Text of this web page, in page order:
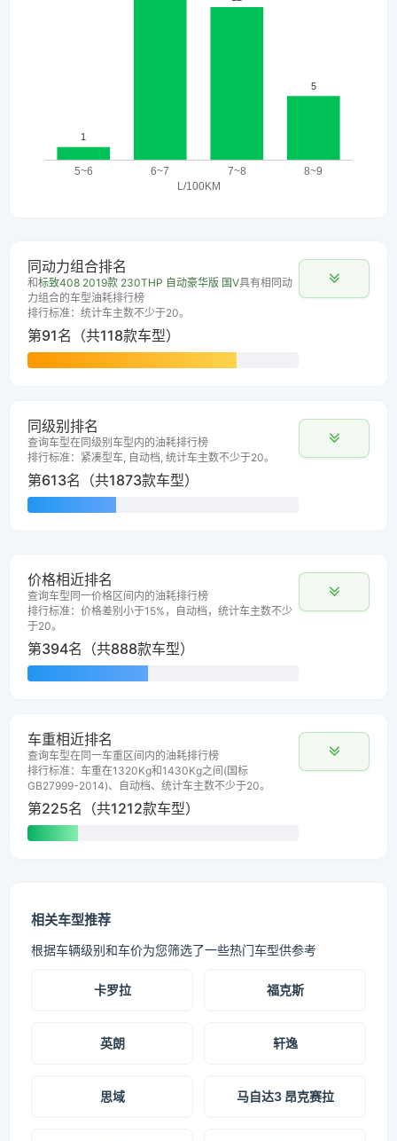
同动力组合排名
和标致408 2019款 230THP 自动豪华版 国V具有相同动
力组合的车型油耗排行榜
排行标准：统计车主数不少于20。
第91名（共118款车型）
同级别排名
查询车型在同级别车型内的油耗排行榜
排行标准：紧凑型车, 自动档, 统计车主数不少于20。
第613名（共1873款车型）
价格相近排名
查询车型同一价格区间内的油耗排行榜
排行标准：价格差别小于15%，自动档，统计车主数不少
于20。
第394名（共888款车型）
车重相近排名
查询车型在同一车重区间内的油耗排行榜
排行标准：车重在1320Kg和1430Kg之间(国标
GB27999-2014)、自动档、统计车主数不少于20。
第225名（共1212款车型）
相关车型推荐
根据车辆级别和车价为您筛选了一些热门车型供参考
卡罗拉 福克斯
英朗 轩逸
思域 马自达3 昂克赛拉